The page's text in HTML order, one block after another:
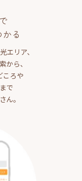
る
エリア、
から、
ころや
で
ん。